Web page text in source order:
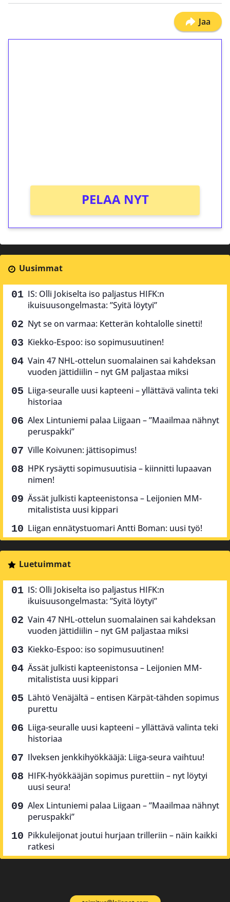
Jaa
PELAA NYT
Uusimmat
IS: Olli Jokiselta iso paljastus HIFK:n
ikuisuusongelmasta: ”Syitä löytyi”
Nyt se on varmaa: Ketterän kohtalolle sinetti!
Kiekko-Espoo: iso sopimusuutinen!
Vain 47 NHL-ottelun suomalainen sai kahdeksan
vuoden jättidiilin – nyt GM paljastaa miksi
Liiga-seuralle uusi kapteeni – yllättävä valinta teki
historiaa
Alex Lintuniemi palaa Liigaan – ”Maailmaa nähnyt
peruspakki”
Ville Koivunen: jättisopimus!
HPK rysäytti sopimusuutisia – kiinnitti lupaavan
nimen!
Ässät julkisti kapteenistonsa – Leijonien MM-
mitalistista uusi kippari
Liigan ennätystuomari Antti Boman: uusi työ!
Luetuimmat
IS: Olli Jokiselta iso paljastus HIFK:n
ikuisuusongelmasta: ”Syitä löytyi”
Vain 47 NHL-ottelun suomalainen sai kahdeksan
vuoden jättidiilin – nyt GM paljastaa miksi
Kiekko-Espoo: iso sopimusuutinen!
Ässät julkisti kapteenistonsa – Leijonien MM-
mitalistista uusi kippari
Lähtö Venäjältä – entisen Kärpät-tähden sopimus
purettu
Liiga-seuralle uusi kapteeni – yllättävä valinta teki
historiaa
Ilveksen jenkkihyökkääjä: Liiga-seura vaihtuu!
HIFK-hyökkääjän sopimus purettiin – nyt löytyi
uusi seura!
Alex Lintuniemi palaa Liigaan – ”Maailmaa nähnyt
peruspakki”
Pikkuleijonat joutui hurjaan trilleriin – näin kaikki
ratkesi